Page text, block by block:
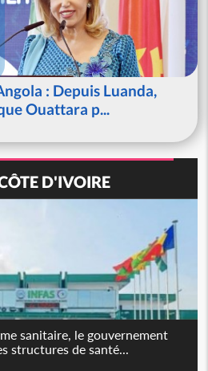
: Depuis Luanda,
Ouattara p...
D'IVOIRE
sanitaire, le gouvernement
structures de santé...